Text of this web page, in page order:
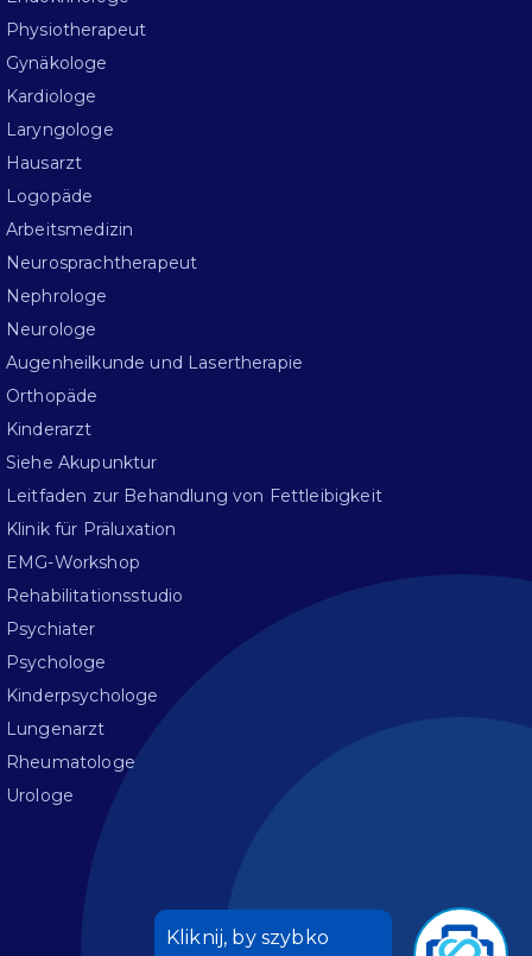
Physiotherapeut
Gynäkologe
Kardiologe
Laryngologe
Hausarzt
Logopäde
Arbeitsmedizin
Neurosprachtherapeut
Nephrologe
Neurologe
Augenheilkunde und Lasertherapie
Orthopäde
Kinderarzt
Siehe Akupunktur
Leitfaden zur Behandlung von Fettleibigkeit
Klinik für Präluxation
EMG-Workshop
Rehabilitationsstudio
Psychiater
Psychologe
Kinderpsychologe
Lungenarzt
Rheumatologe
Urologe